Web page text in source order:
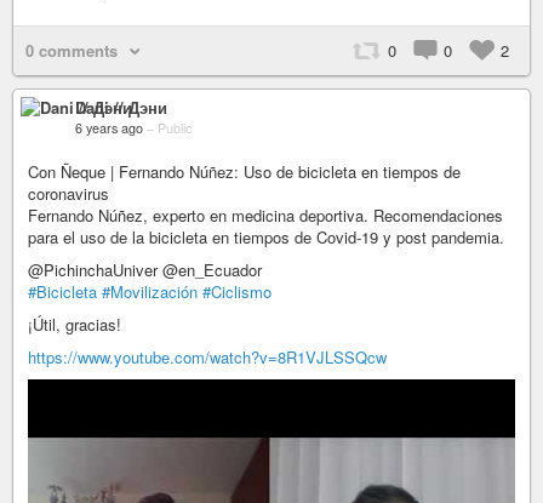
0 comments 0 0 2
Dani // Дэни
6 years ago – Public
Con Ñeque | Fernando Núñez: Uso de bicicleta en tiempos de
coronavirus
Fernando Núñez, experto en medicina deportiva. Recomendaciones
para el uso de la bicicleta en tiempos de Covid-19 y post pandemia.
@PichinchaUniver @en_Ecuador
#Bicicleta #Movilización #Ciclismo
¡Útil, gracias!
https://www.youtube.com/watch?v=8R1VJLSSQcw